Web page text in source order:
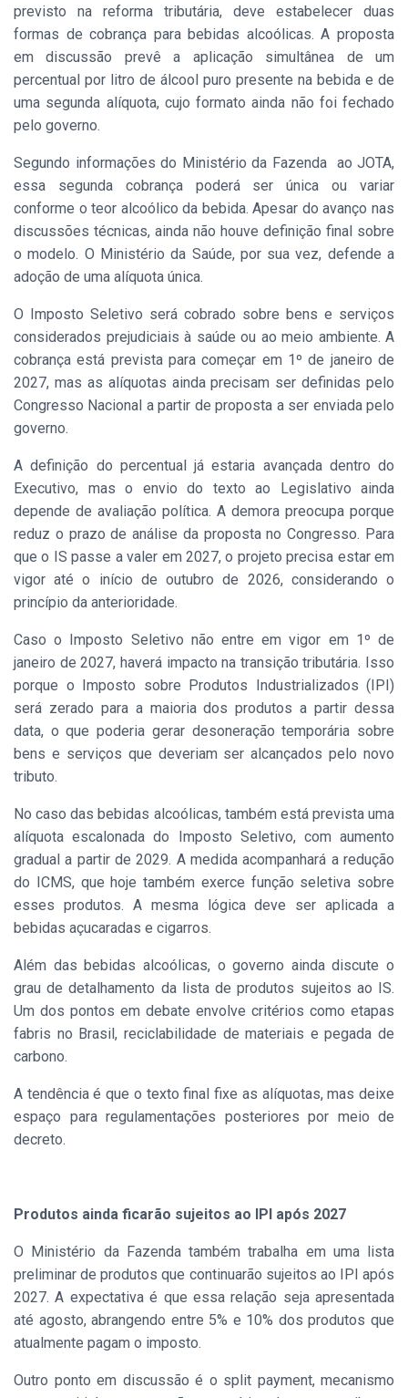
previsto na reforma tributária, deve estabelecer duas
formas de cobrança para bebidas alcoólicas. A proposta
em discussão prevê a aplicação simultânea de um
percentual por litro de álcool puro presente na bebida e de
uma segunda alíquota, cujo formato ainda não foi fechado
pelo governo.
Segundo informações do Ministério da Fazenda ao JOTA,
essa segunda cobrança poderá ser única ou variar
conforme o teor alcoólico da bebida. Apesar do avanço nas
discussões técnicas, ainda não houve definição final sobre
o modelo. O Ministério da Saúde, por sua vez, defende a
adoção de uma alíquota única.
O Imposto Seletivo será cobrado sobre bens e serviços
considerados prejudiciais à saúde ou ao meio ambiente. A
cobrança está prevista para começar em 1º de janeiro de
2027, mas as alíquotas ainda precisam ser definidas pelo
Congresso Nacional a partir de proposta a ser enviada pelo
governo.
A definição do percentual já estaria avançada dentro do
Executivo, mas o envio do texto ao Legislativo ainda
depende de avaliação política. A demora preocupa porque
reduz o prazo de análise da proposta no Congresso. Para
que o IS passe a valer em 2027, o projeto precisa estar em
vigor até o início de outubro de 2026, considerando o
princípio da anterioridade.
Caso o Imposto Seletivo não entre em vigor em 1º de
janeiro de 2027, haverá impacto na transição tributária. Isso
porque o Imposto sobre Produtos Industrializados (IPI)
será zerado para a maioria dos produtos a partir dessa
data, o que poderia gerar desoneração temporária sobre
bens e serviços que deveriam ser alcançados pelo novo
tributo.
No caso das bebidas alcoólicas, também está prevista uma
alíquota escalonada do Imposto Seletivo, com aumento
gradual a partir de 2029. A medida acompanhará a redução
do ICMS, que hoje também exerce função seletiva sobre
esses produtos. A mesma lógica deve ser aplicada a
bebidas açucaradas e cigarros.
Além das bebidas alcoólicas, o governo ainda discute o
grau de detalhamento da lista de produtos sujeitos ao IS.
Um dos pontos em debate envolve critérios como etapas
fabris no Brasil, reciclabilidade de materiais e pegada de
carbono.
A tendência é que o texto final fixe as alíquotas, mas deixe
espaço para regulamentações posteriores por meio de
decreto.
Produtos ainda ficarão sujeitos ao IPI após 2027
O Ministério da Fazenda também trabalha em uma lista
preliminar de produtos que continuarão sujeitos ao IPI após
2027. A expectativa é que essa relação seja apresentada
até agosto, abrangendo entre 5% e 10% dos produtos que
atualmente pagam o imposto.
Outro ponto em discussão é o split payment, mecanismo